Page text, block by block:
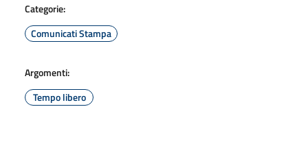
Categorie:
Comunicati Stampa
Argomenti:
Tempo libero